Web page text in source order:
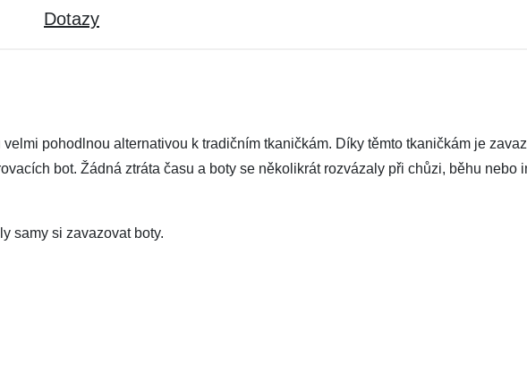
Dotazy
pohodlnou alternativou k tradičním tkaničkám. Díky těmto tkaničkám je
bot. Žádná ztráta času a boty se několikrát rozvázaly při chůzi, běhu nebo
samy si zavazovat boty.